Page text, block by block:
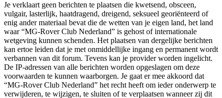
Je verklaart geen berichten te plaatsen die kwetsend, obsceen,
vulgair, lasterlijk, haatdragend, dreigend, seksueel georiënteerd of
enig ander materiaal bevat die de wetten van je eigen land, het land
waar “MG-Rover Club Nederland” is gehost of internationale
wetgeving kunnen schenden. Het plaatsen van dergelijke berichten
kan ertoe leiden dat je met onmiddellijke ingang en permanent wordt
verbannen van dit forum. Tevens kan je provider worden ingelicht.
De IP-adressen van alle berichten worden opgeslagen om deze
voorwaarden te kunnen waarborgen. Je gaat er mee akkoord dat
“MG-Rover Club Nederland” het recht heeft om ieder onderwerp te
verwijderen, te wijzigen, te sluiten of te verplaatsen wanneer zij dit